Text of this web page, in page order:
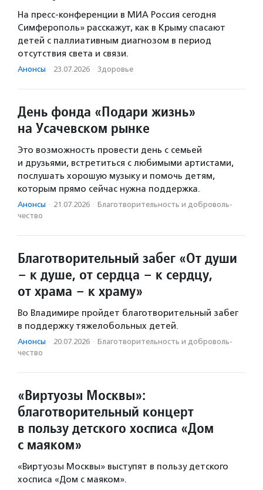
На пресс-конференции в МИА Россия сегодня
Симферополь» расскажут, как в Крыму спасают
детей с паллиативным диагнозом в период
отсутствия света и связи.
Анонсы · 23.07.2026 · Здоровье
День фонда «Подари жизнь»
на Усачевском рынке
Это возможность провести день с семьей
и друзьями, встретиться с любимыми артистами,
послушать хорошую музыку и помочь детям,
которым прямо сейчас нужна поддержка.
Анонсы · 21.07.2026 · Благотвори­тель­ность и доброволь­
чест­во
Благотворительный забег «От души
– к душе, от сердца – к сердцу,
от храма – к храму»
Во Владимире пройдет благотворительный забег
в поддержку тяжелобольных детей.
Анонсы · 20.07.2026 · Благотвори­тель­ность и доброволь­
чест­во
«Виртуозы Москвы»:
благотворительный концерт
в пользу детского хосписа «Дом
с маяком»
«Виртуозы Москвы» выступят в пользу детского
хосписа «Дом с маяком».